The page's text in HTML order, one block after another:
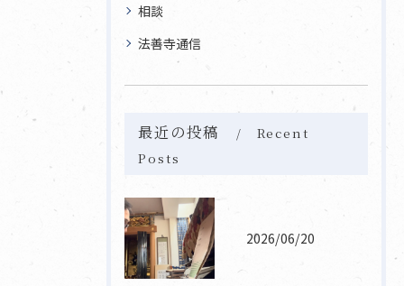
相談
法善寺通信
最近の投稿
Recent
Posts
2026/06/20